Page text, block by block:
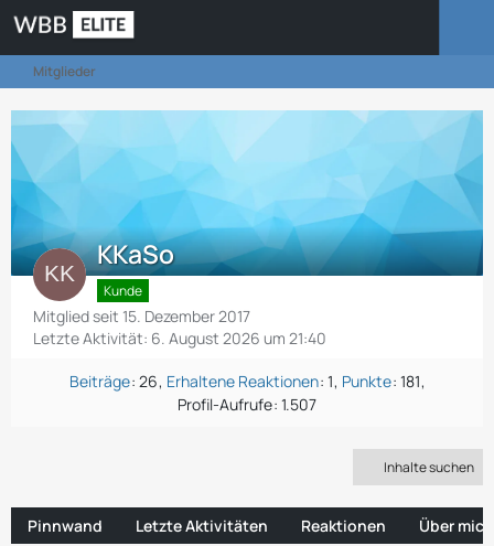
Mitglieder
KKaSo
Kunde
Mitglied seit 15. Dezember 2017
Letzte Aktivität: 6. August 2026 um 21:40
Beiträge 26 Erhaltene Reaktionen 1 Punkte 181
Profil-Aufrufe 1.507
Inhalte suchen
Pinnwand Letzte Aktivitäten Reaktionen Über mich